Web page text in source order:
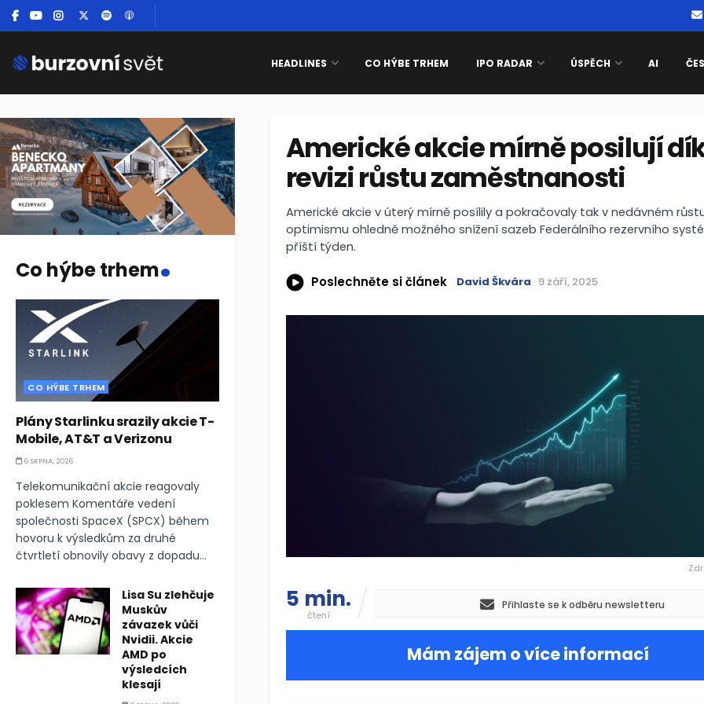
HEADLINES CO HÝBE TRHEM IPO RADAR ÚSPĚCH AI
Americké akcie mírně posilují
revizi růstu zaměstnanosti
Americké akcie v úterý mírně posílily a pokračovaly tak v nedávném
optimismu ohledně možného snížení sazeb Federálního rezervního
příští týden.
Poslechněte si článek David Škvára 9 září, 2025
5 min.
čtení
Přihlaste se k odběru newsletteru
Mám zájem o více informací
Co hýbe trhem.
CO HÝBE TRHEM
Plány Starlinku srazily akcie T-
Mobile, AT&T a Verizonu
6 SRPNA, 2026
Telekomunikační akcie reagovaly
poklesem Komentáře vedení
společnosti SpaceX (SPCX) během
hovoru k výsledkům za druhé
čtvrtletí obnovily obavy z dopadu...
Lisa Su zlehčuje
Muskův
závazek vůči
Nvidii. Akcie
AMD po
výsledcích
klesají